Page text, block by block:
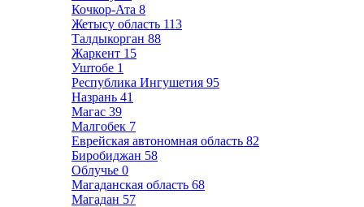
Кочкор-Ата 8
Жетысу область 113
Талдыкорган 88
Жаркент 15
Уштобе 1
Республика Ингушетия 95
Назрань 41
Магас 39
Малгобек 7
Еврейская автономная область 82
Биробиджан 58
Облучье 0
Магаданская область 68
Магадан 57